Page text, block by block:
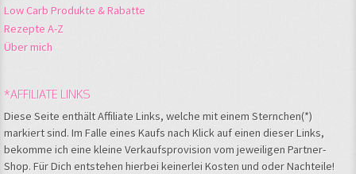
Low Carb Produkte & Rabatte
Rezepte A-Z
Über mich
*AFFILIATE LINKS
Diese Seite enthält Affiliate Links, welche mit einem Sternchen(*)
markiert sind. Im Falle eines Kaufs nach Klick auf einen dieser Links,
bekomme ich eine kleine Verkaufsprovision vom jeweiligen Partner-
Shop. Für Dich entstehen hierbei keinerlei Kosten und oder Nachteile!